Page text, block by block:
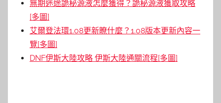
無期迷途詭秘源液怎麼獲得？詭秘源液獲取攻略
[多圖]
艾爾登法環1.08更新瞭什麼？1.08版本更新內容一
覽[多圖]
DNF伊斯大陸攻略 伊斯大陸通關流程[多圖]